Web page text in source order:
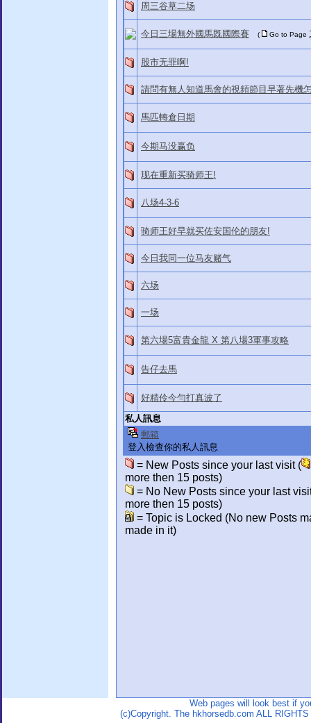
周三谷草二场
今日三場無外國馬既國際賽 ( Go to Page
股市无罪啊!
請問有無人知道馬會的視頻節目早著先機
馬匹轉倉日期
今期马没赢负
现在重新买骑师王!
八场4-3-6
骑师王好早就买佐安国伦的朋友!
今日我同一位马友赌气
六场
一场
第六場5富貴金龍 X 第八場3軍事攻略
告仔去馬
好精伶今勻打真波了
私人訊息
郵箱
登入檢查你的私人訊息
= New Posts since your last visit (
more then 15 posts)
= No New Posts since your last
more then 15 posts)
= Topic is Locked (No new Posts
made in it)
Web pages will look best if
(c)Copyright. The hkhorsedb.com ALL